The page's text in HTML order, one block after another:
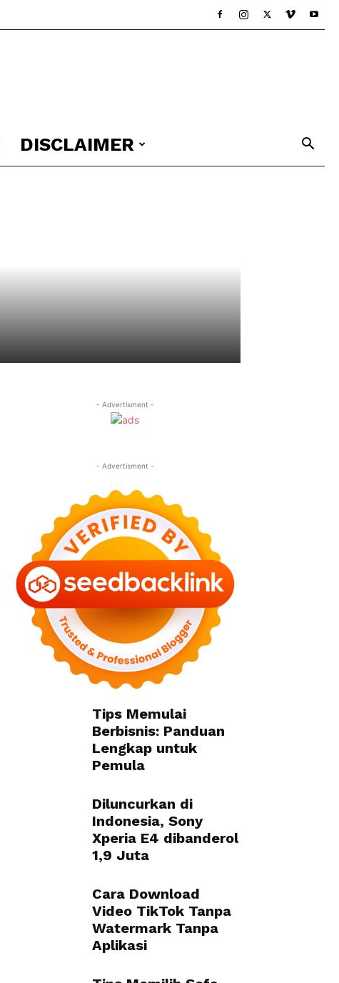
DISCLAIMER
- Advertisment -
- Advertisment -
Tips Memulai
Berbisnis: Panduan
Lengkap untuk
Pemula
Diluncurkan di
Indonesia, Sony
Xperia E4 dibanderol
1,9 Juta
Cara Download
Video TikTok Tanpa
Watermark Tanpa
Aplikasi